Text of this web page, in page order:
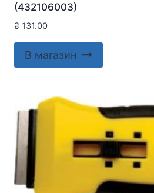
(432106003)
₴ 131.00
В магазин